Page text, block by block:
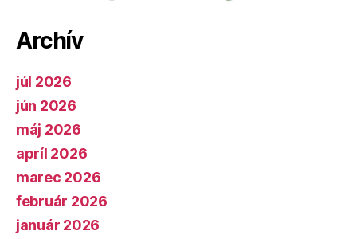
Archív
júl 2026
jún 2026
máj 2026
apríl 2026
marec 2026
február 2026
január 2026